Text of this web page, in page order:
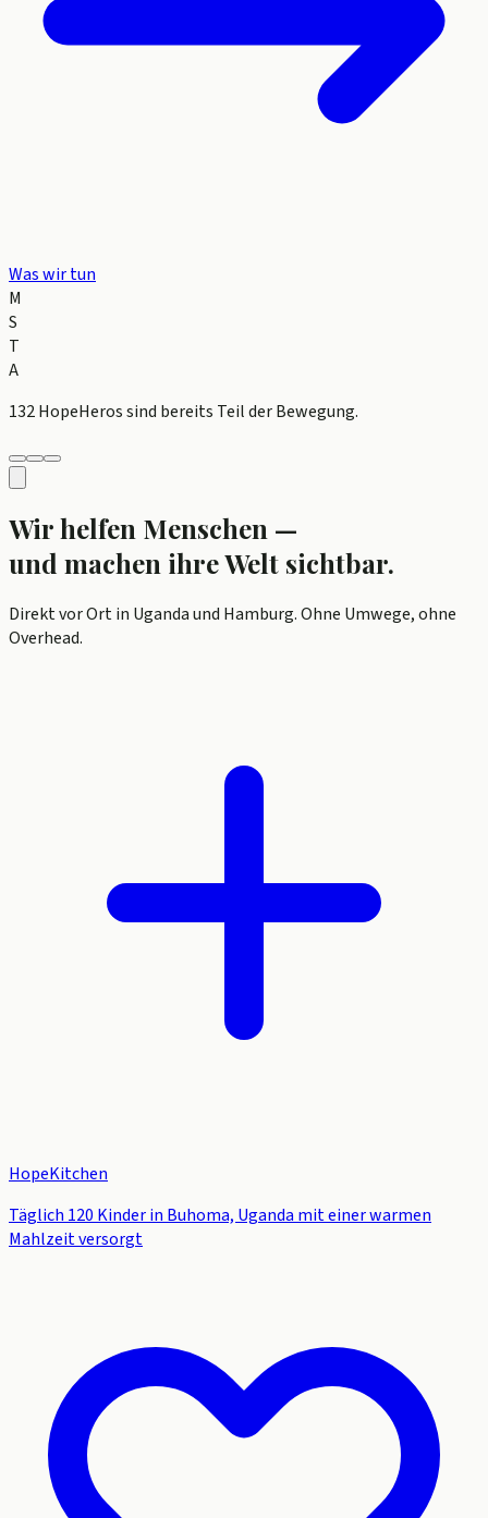
Was wir tun
M
S
T
A
132 HopeHerossind bereits Teil der Bewegung.
Wir helfen Menschen —
und machen ihre Welt sichtbar.
Direkt vor Ort in Uganda und Hamburg. Ohne Umwege, ohne
Overhead.
HopeKitchen
Täglich 120 Kinder in Buhoma, Uganda mit einer warmen
Mahlzeit versorgt